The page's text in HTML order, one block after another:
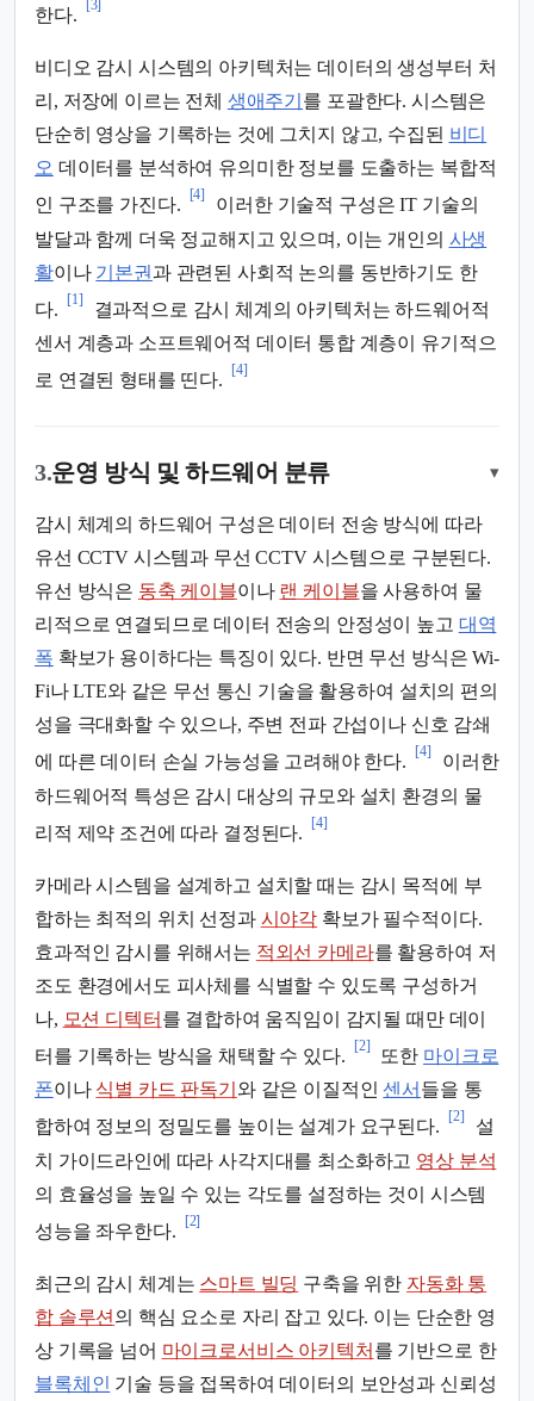
한다.
[3]
비디오 감시 시스템의 아키텍처는 데이터의 생성부터 처
리, 저장에 이르는 전체 생애주기 를 포괄한다. 시스템은
단순히 영상을 기록하는 것에 그치지 않고, 수집된 비디
오 데이터를 분석하여 유의미한 정보를 도출하는 복합적
인 구조를 가진다.
[4]
이러한 기술적 구성은 IT 기술의
발달과 함께 더욱 정교해지고 있으며, 이는 개인의 사생
활이나 기본권 과 관련된 사회적 논의를 동반하기도 한
다.
[1]
결과적으로 감시 체계의 아키텍처는 하드웨어적
센서 계층과 소프트웨어적 데이터 통합 계층이 유기적으
로 연결된 형태를 띤다.
[4]
3.운영 방식 및 하드웨어 분류 ▾
감시 체계의 하드웨어 구성은 데이터 전송 방식에 따라
유선 CCTV 시스템과 무선 CCTV 시스템으로 구분된다.
유선 방식은 동축 케이블이나 랜 케이블을 사용하여 물
리적으로 연결되므로 데이터 전송의 안정성이 높고 대역
폭 확보가 용이하다는 특징이 있다. 반면 무선 방식은 Wi-
Fi나 LTE와 같은 무선 통신 기술을 활용하여 설치의 편의
성을 극대화할 수 있으나, 주변 전파 간섭이나 신호 감쇄
에 따른 데이터 손실 가능성을 고려해야 한다.
[4]
이러한
하드웨어적 특성은 감시 대상의 규모와 설치 환경의 물
리적 제약 조건에 따라 결정된다.
[4]
카메라 시스템을 설계하고 설치할 때는 감시 목적에 부
합하는 최적의 위치 선정과 시야각 확보가 필수적이다.
효과적인 감시를 위해서는 적외선 카메라를 활용하여 저
조도 환경에서도 피사체를 식별할 수 있도록 구성하거
나, 모션 디텍터 를 결합하여 움직임이 감지될 때만 데이
터를 기록하는 방식을 채택할 수 있다.
[2]
또한 마이크로
폰이나 식별 카드 판독기 와 같은 이질적인센서 들을 통
합하여 정보의 정밀도를 높이는 설계가 요구된다.
[2]
설
치 가이드라인에 따라 사각지대를 최소화하고 영상 분석
의 효율성을 높일 수 있는 각도를 설정하는 것이 시스템
성능을 좌우한다.
[2]
최근의 감시 체계는 스마트 빌딩 구축을 위한 자동화 통
합 솔루션 의 핵심 요소로 자리 잡고 있다. 이는 단순한 영
상 기록을 넘어 마이크로서비스 아키텍처 를 기반으로 한
블록체인 기술 등을 접목하여 데이터의 보안성과 신뢰성